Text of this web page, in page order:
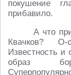
покушение
прибавило.
А что
Квачков?
Известность и
образ